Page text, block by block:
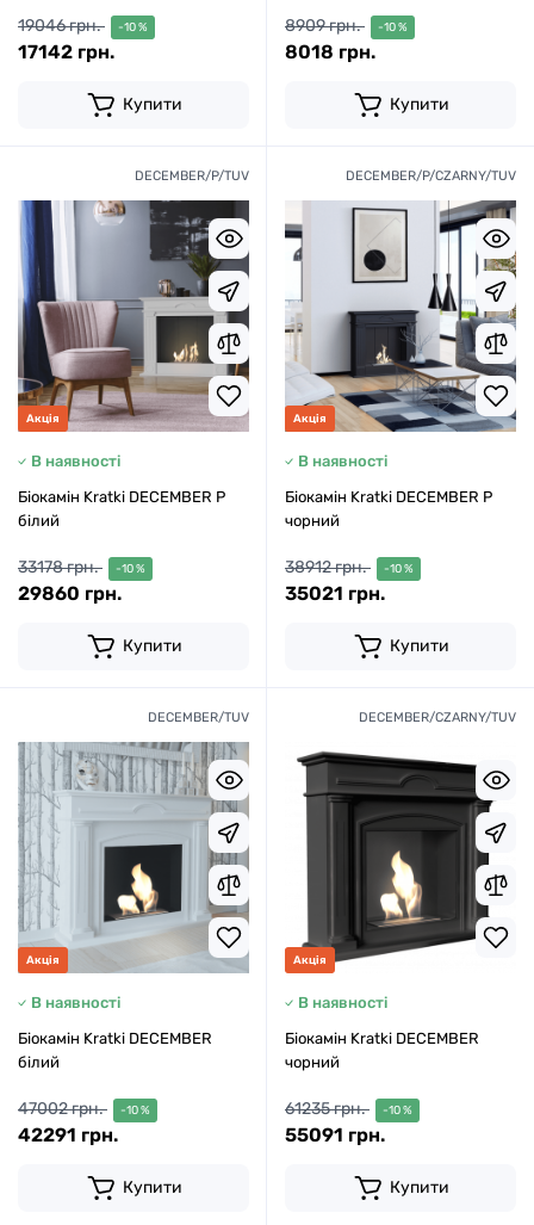
19046 грн. -10 %
17142 грн.
Купити
8909 грн. -10 %
8018 грн.
Купити
DECEMBER/P/TUV
Акція
В наявності
Біокамін Kratki DECEMBER P
білий
33178 грн. -10 %
29860 грн.
Купити
DECEMBER/P/CZARNY/TUV
Акція
В наявності
Біокамін Kratki DECEMBER P
чорний
38912 грн. -10 %
35021 грн.
Купити
DECEMBER/TUV
Акція
В наявності
Біокамін Kratki DECEMBER
білий
47002 грн. -10 %
42291 грн.
Купити
DECEMBER/CZARNY/TUV
Акція
В наявності
Біокамін Kratki DECEMBER
чорний
61235 грн. -10 %
55091 грн.
Купити